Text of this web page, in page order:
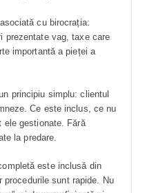
cu birocrația:
prezentate vag, taxe care
importantă a pieței a
principiu simplu: clientul
Ce este inclus, ce nu
gestionate. Fără
la predare.
este inclusă din
sunt rapide. Nu